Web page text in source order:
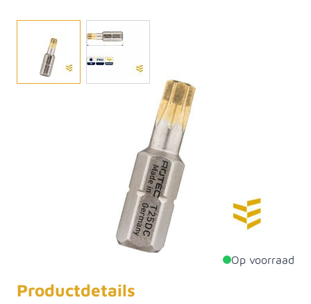
Een schroefbit is een klein accessoire wat op een
boormachine geplaatst kan worden. Hierdoor neemt
de boormachine de functie van een schroevendraaier
over. Schroefbits zijn er in evenveel variaties als
schroevendraaiers. We kennen bijvoorbeeld schroefbits
met platte kop, kruiskop, torx-(ster)kop en imbuskop.
Deze PRO schroefbit in RVS is in diverse stuks te koop
en in verschillende combinaties.
Op voorraad
Productdetails